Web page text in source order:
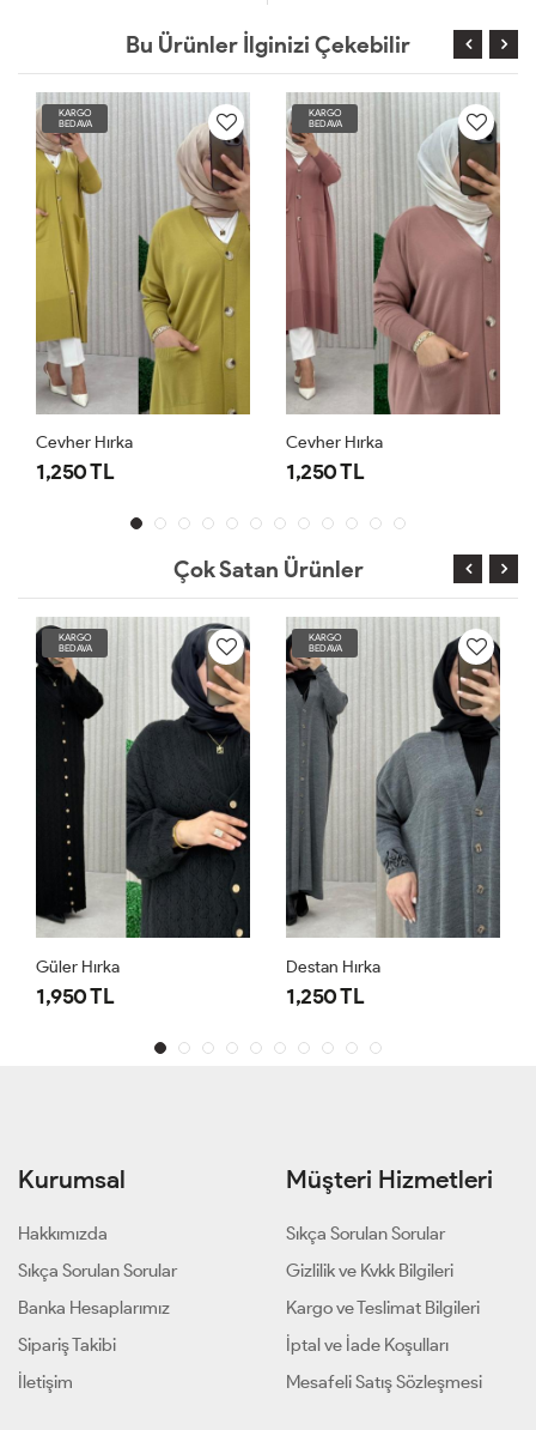
Bu Ürünler İlginizi Çekebilir
KARGO
BEDAVA
Cevher Hırka
1,250 TL
KARGO
BEDAVA
Cevher Hırka
1,250 TL
Çok Satan Ürünler
KARGO
BEDAVA
Güler Hırka
1,950 TL
KARGO
BEDAVA
Destan Hırka
1,250 TL
Kurumsal
Hakkımızda
Sıkça Sorulan Sorular
Banka Hesaplarımız
Sipariş Takibi
İletişim
Müşteri Hizmetleri
Sıkça Sorulan Sorular
Gizlilik ve Kvkk Bilgileri
Kargo ve Teslimat Bilgileri
İptal ve İade Koşulları
Mesafeli Satış Sözleşmesi